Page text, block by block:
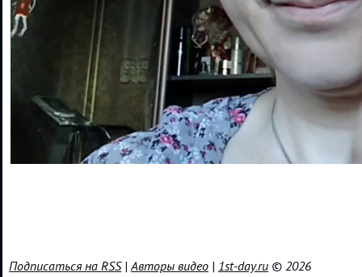
Подписаться на RSS|Авторы видео | 1st-day.ru © 2026